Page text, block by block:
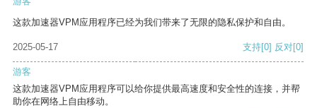
这款加速器VPM应用程序已经为我们带来了无限的隐私保护和自由。
2025-05-17 支持[0] 反对[0]
游客
这款加速器VPM应用程序可以给你提供最高速度和安全性的连接，并帮
助你在网络上自由移动。